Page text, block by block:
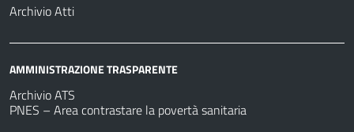
Archivio Atti
AMMINISTRAZIONE TRASPARENTE
Archivio ATS
PNES – Area contrastare la povertà sanitaria